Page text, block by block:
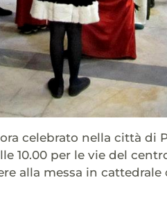
celebrato nella città di
10.00 per le vie del
alla messa in